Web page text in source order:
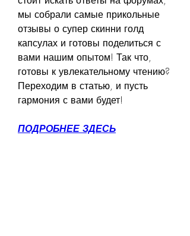
мы собрали самые прикольные
отзывы о супер скинни голд
капсулах и готовы поделиться с
вами нашим опытом! Так что,
готовы к увлекательному чтению?
Переходим в статью, и пусть
гармония с вами будет!
ПОДРОБНЕЕ ЗДЕСЬ